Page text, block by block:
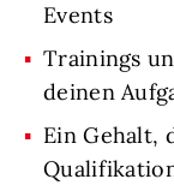
Events
Trainings
deinen
Ein Gehalt,